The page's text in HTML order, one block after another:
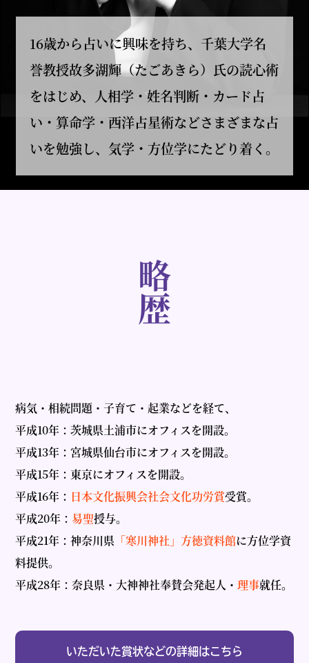
16歳から占いに興味を持ち、千葉大学名
誉教授故多湖輝（たごあきら）氏の読心術
をはじめ、人相学・姓名判断・カード占
い・算命学・西洋占星術などさまざまな占
いを勉強し、気学・方位学にたどり着く。
略歴
病気・相続問題・子育て・起業などを経て、
平成10年：茨城県土浦市にオフィスを開設。
平成13年：宮城県仙台市にオフィスを開設。
平成15年：東京にオフィスを開設。
平成16年： 日本文化振興会社会文化功労賞受賞。
平成20年： 易聖授与。
平成21年：神奈川県 「寒川神社」方徳資料館に方位学資
料提供。
平成28年：奈良県・大神神社奉賛会発起人・理事就任。
いただいた賞状などの詳細はこちら